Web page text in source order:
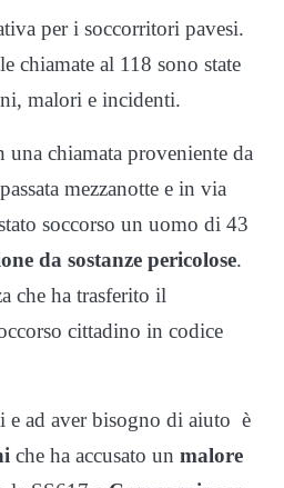
per i soccorritori pavesi.
chiamate al 118 sono state
malori e incidenti.
una chiamata proveniente da
mezzanotte e in via
soccorso un uomo di 43
da sostanze pericolose.
che ha trasferito il
cittadino in codice
e ad aver bisogno di aiuto è
che ha accusato un malore